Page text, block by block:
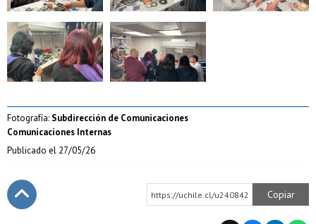
Zoom Zoom
Fotografía: Subdirección de Comunicaciones
Comunicaciones Internas
Publicado el 27/05/26
https://uchile.cl/u240842 Copiar